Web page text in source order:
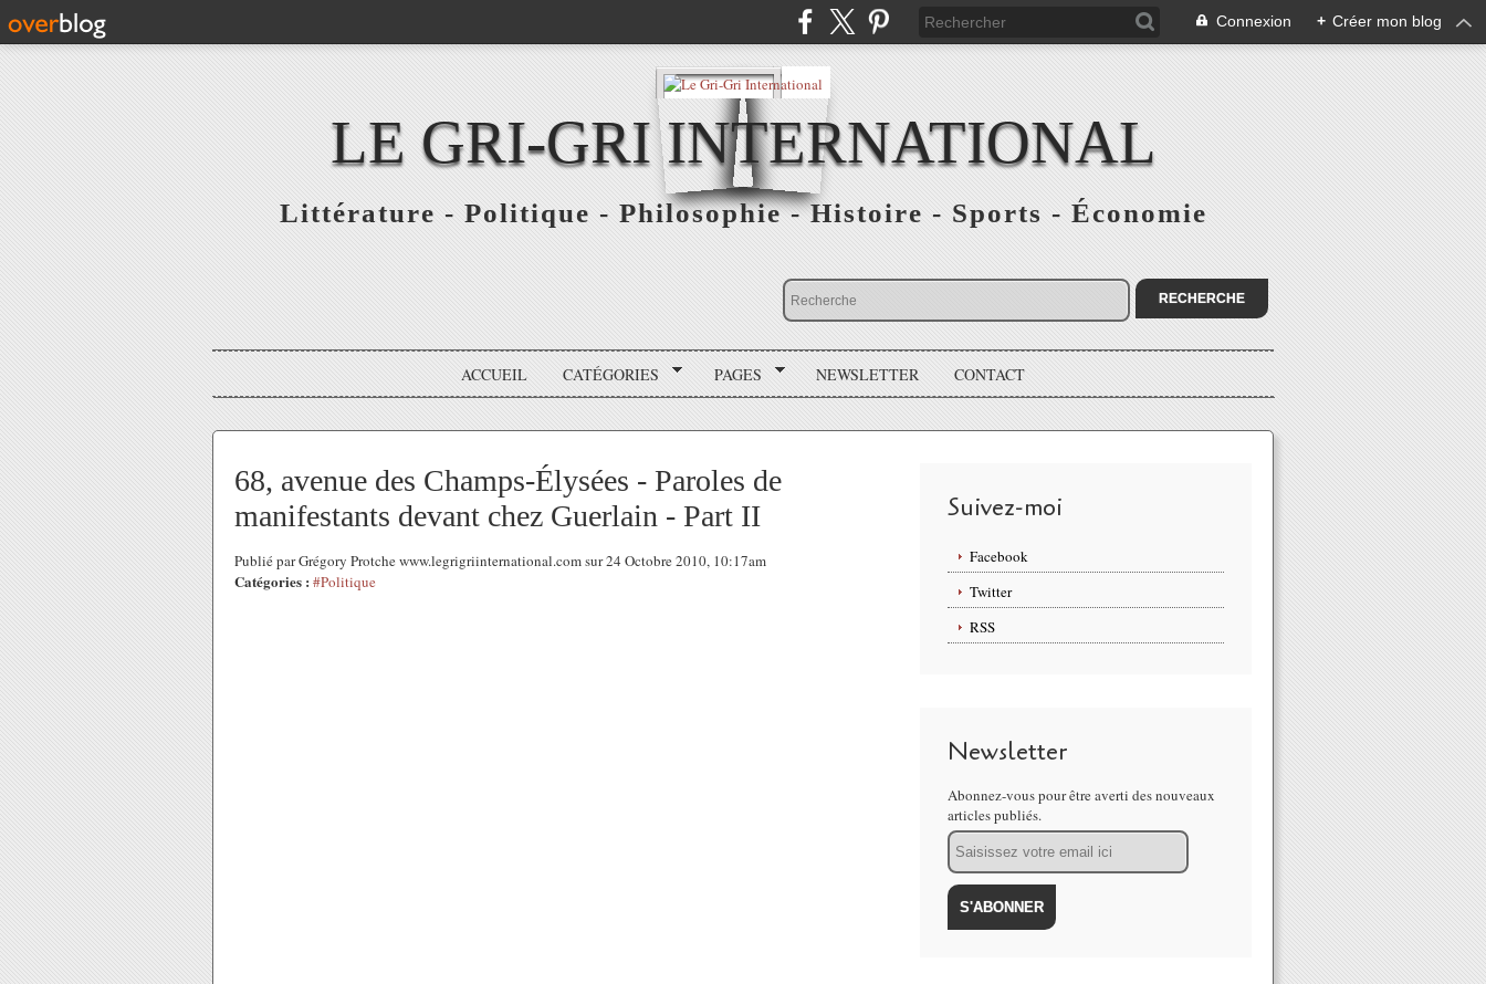
Connexion + Créer mon blog
LE GRI-GRI INTERNATIONAL
Littérature - Politique - Philosophie - Histoire - Sports - Économie
ACCUEIL CATÉGORIES PAGES NEWSLETTER CONTACT
68, avenue des Champs-Élysées - Paroles de
manifestants devant chez Guerlain - Part II
Publié par Grégory Protche www.legrigriinternational.com sur 24 Octobre 2010, 10:17am
Catégories : #Politique
Suivez-moi
Facebook
Twitter
RSS
Newsletter
Abonnez-vous pour être averti des nouveaux
articles publiés.
Email